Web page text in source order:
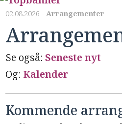
02.08.2026 -Arrangementer
Se også:Seneste nyt
Og: Kalender
Kommende